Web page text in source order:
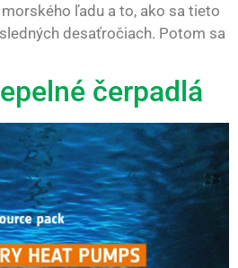
ľadu a to, ako sa tieto
desaťročiach. Potom sa
čerpadlá